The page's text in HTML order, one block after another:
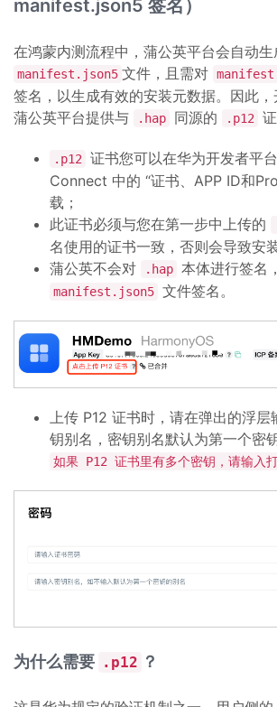
manifest.json5 签名）
在鸿蒙内测流程中，蒲公英平台会自动
manifest.json5 文件，且需对
签名，以生成有效的安装元数据。因此
蒲公英平台提供与
.hap 同源的 .p12
.p12
证书您可以在华为开发者平
Connect 中的 “证书、APP ID和
载；
此证书必须与您在第一步中上传的
名使用的证书一致，否则会导致安
蒲公英不会对
.hap 本体进行签名
manifest.json5 文件签名。
上传 P12 证书时，请在弹出的浮
钥别名，密钥别名默认为第一个密
如果 P12 证书里有多个密钥，请输入
为什么需要 .p12 ？